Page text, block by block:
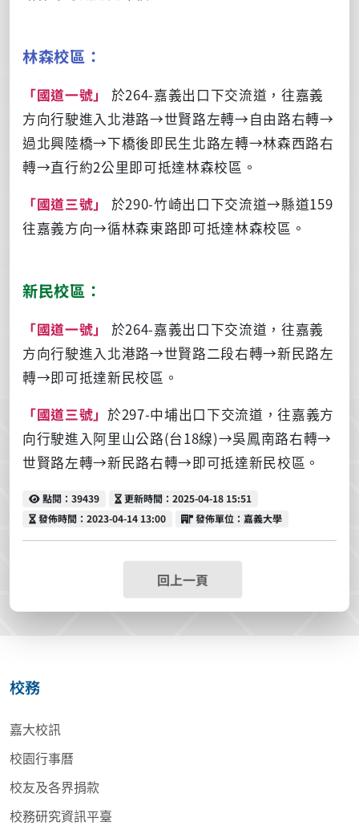
林森校區：
「國道一號」
於264-嘉義出口下交流道，往嘉義
方向行駛進入北港路→世賢路左轉→自由路右轉→
過北興陸橋→下橋後即民生北路左轉→林森西路右
轉→直行約2公里即可抵達林森校區。
「國道三號」
於290-竹崎出口下交流道→縣道159
往嘉義方向→循林森東路即可抵達林森校區。
新民校區：
「國道一號」
於264-嘉義出口下交流道，往嘉義
方向行駛進入北港路→世賢路二段右轉→新民路左
轉→即可抵達新民校區。
「國道三號」 於297-中埔出口下交流道，往嘉義方
向行駛進入阿里山公路(台18線)→吳鳳南路右轉→
世賢路左轉→新民路右轉→即可抵達新民校區。
點閱
點閱：39439 更新時間
更新時間：2025-04-18 15:51
發佈時間
發佈時間：2023-04-14 13:00 發佈單位
發佈單位：嘉義大學
回上一頁
校務
嘉大校訊
校園行事曆
校友及各界捐款
校務研究資訊平臺